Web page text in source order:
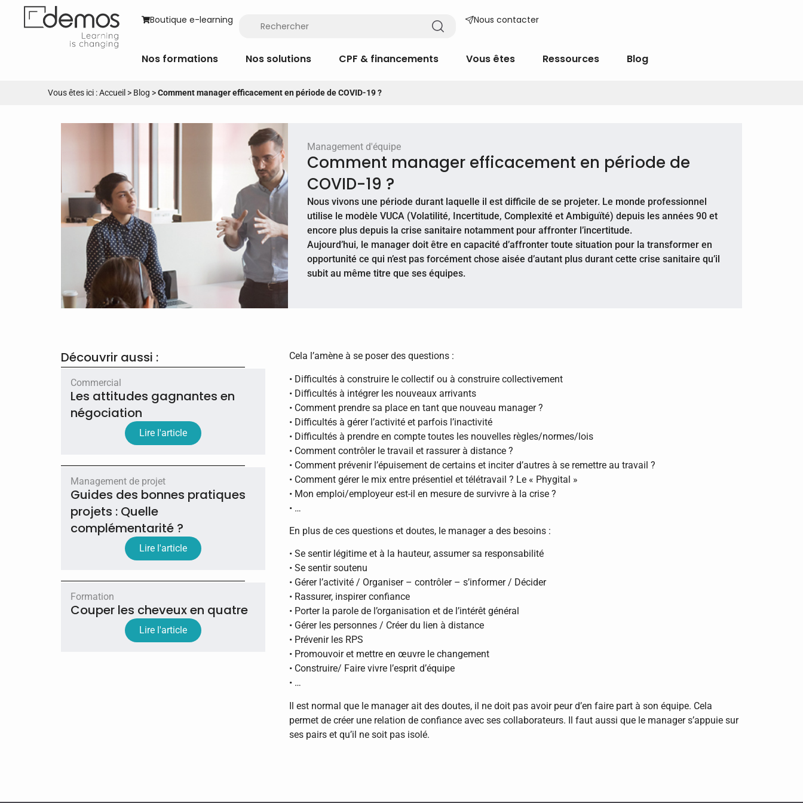
Boutique e-learning Nous contacter
Nos formations Nos solutions CPF & financements Vous êtes Ressources Blog
Vous êtes ici :Accueil > Blog >Comment manager efficacement en période de COVID-19 ?
Management d'équipe
Comment manager efficacement en période de
COVID-19 ?
Nous vivons une période durant laquelle il est difficile de se projeter. Le monde professionnel
utilise le modèle VUCA (Volatilité, Incertitude, Complexité et Ambiguïté) depuis les années 90 et
encore plus depuis la crise sanitaire notamment pour affronter l’incertitude.
Aujourd’hui, le manager doit être en capacité d’affronter toute situation pour la transformer en
opportunité ce qui n’est pas forcément chose aisée d’autant plus durant cette crise sanitaire qu’il
subit au même titre que ses équipes.
Découvrir aussi :
Commercial
Les attitudes gagnantes en
négociation
Lire l'article
Management de projet
Guides des bonnes pratiques
projets : Quelle
complémentarité ?
Lire l'article
Formation
Couper les cheveux en quatre
Lire l'article
Cela l’amène à se poser des questions :
• Difficultés à construire le collectif ou à construire collectivement
• Difficultés à intégrer les nouveaux arrivants
• Comment prendre sa place en tant que nouveau manager ?
• Difficultés à gérer l’activité et parfois l’inactivité
• Difficultés à prendre en compte toutes les nouvelles règles/normes/lois
• Comment contrôler le travail et rassurer à distance ?
• Comment prévenir l’épuisement de certains et inciter d’autres à se remettre au travail ?
• Comment gérer le mix entre présentiel et télétravail ? Le « Phygital »
• Mon emploi/employeur est-il en mesure de survivre à la crise ?
• …
En plus de ces questions et doutes, le manager a des besoins :
• Se sentir légitime et à la hauteur, assumer sa responsabilité
• Se sentir soutenu
• Gérer l’activité / Organiser – contrôler – s’informer / Décider
• Rassurer, inspirer confiance
• Porter la parole de l’organisation et de l’intérêt général
• Gérer les personnes / Créer du lien à distance
• Prévenir les RPS
• Promouvoir et mettre en œuvre le changement
• Construire/ Faire vivre l’esprit d’équipe
• …
Il est normal que le manager ait des doutes, il ne doit pas avoir peur d’en faire part à son équipe. Cela
permet de créer une relation de confiance avec ses collaborateurs. Il faut aussi que le manager s’appuie sur
ses pairs et qu’il ne soit pas isolé.